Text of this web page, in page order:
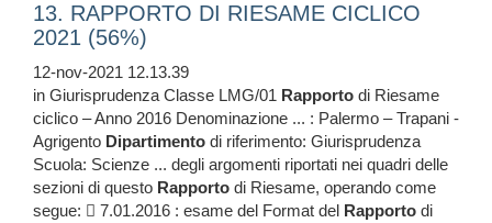
13. RAPPORTO DI RIESAME CICLICO
2021 (56%)
12-nov-2021 12.13.39
in Giurisprudenza Classe LMG/01 Rapporto di Riesame
ciclico – Anno 2016 Denominazione ... : Palermo – Trapani -
Agrigento Dipartimento di riferimento: Giurisprudenza
Scuola: Scienze ... degli argomenti riportati nei quadri delle
sezioni di questo Rapporto di Riesame, operando come
segue:  7.01.2016 : esame del Format del Rapporto di